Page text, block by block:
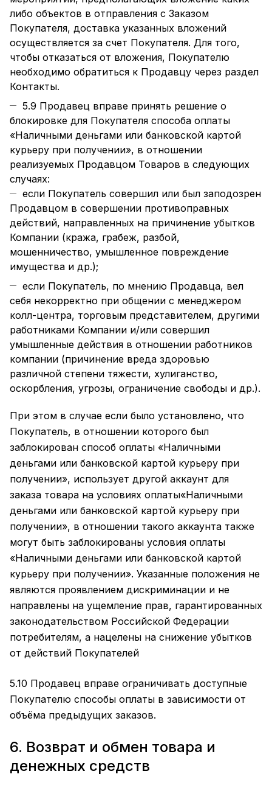
либо объектов в отправления с Заказом
Покупателя, доставка указанных вложений
осуществляется за счет Покупателя. Для того,
чтобы отказаться от вложения, Покупателю
необходимо обратиться к Продавцу через раздел
Контакты.
5.9 Продавец вправе принять решение о
блокировке для Покупателя способа оплаты
«Наличными деньгами или банковской картой
курьеру при получении», в отношении
реализуемых Продавцом Товаров в следующих
случаях:
если Покупатель совершил или был заподозрен
Продавцом в совершении противоправных
действий, направленных на причинение убытков
Компании (кража, грабеж, разбой,
мошенничество, умышленное повреждение
имущества и др.);
если Покупатель, по мнению Продавца, вел
себя некорректно при общении с менеджером
колл-центра, торговым представителем, другими
работниками Компании и/или совершил
умышленные действия в отношении работников
компании (причинение вреда здоровью
различной степени тяжести, хулиганство,
оскорбления, угрозы, ограничение свободы и др.).
При этом в случае если было установлено, что
Покупатель, в отношении которого был
заблокирован способ оплаты «Наличными
деньгами или банковской картой курьеру при
получении», использует другой аккаунт для
заказа товара на условиях оплаты«Наличными
деньгами или банковской картой курьеру при
получении», в отношении такого аккаунта также
могут быть заблокированы условия оплаты
«Наличными деньгами или банковской картой
курьеру при получении». Указанные положения не
являются проявлением дискриминации и не
направлены на ущемление прав, гарантированных
законодательством Российской Федерации
потребителям, а нацелены на снижение убытков
от действий Покупателей
5.10 Продавец вправе ограничивать доступные
Покупателю способы оплаты в зависимости от
объёма предыдущих заказов.
6. Возврат и обмен товара и
денежных средств